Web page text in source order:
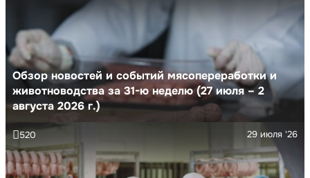
Обзор новостей и событий мясопереработки и
животноводства за 31-ю неделю (27 июля – 2
августа 2026 г.)
29 июля '26
520